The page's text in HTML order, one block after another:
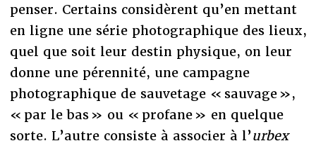
penser. Certains considèrent qu’en mettant
en ligne une série photographique des lieux,
quel que soit leur destin physique, on leur
donne une pérennité, une campagne
photographique de sauvetage « sauvage »,
« par le bas » ou « profane » en quelque
sorte. L’autre consiste à associer à l’urbex